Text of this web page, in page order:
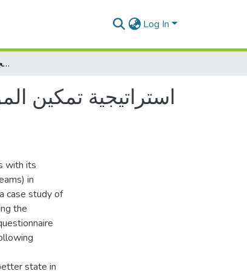
Log In
استراتيجية تمكين الموارد البشرية و أثرها في تحقيق الأهداف الإستراتيجية - دراسة ميدانية بالبنك الوطني الجزائري - وكالة سوق أهراس
استراتيجية تمكين
with its
in
case study of
the
state in